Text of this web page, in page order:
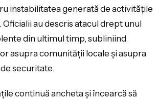
instabilitatea generată de activitățile
au descris atacul drept unul
din ultimul timp, subliniind
asupra comunității locale și asupra
securitate.
continuă ancheta și încearcă să